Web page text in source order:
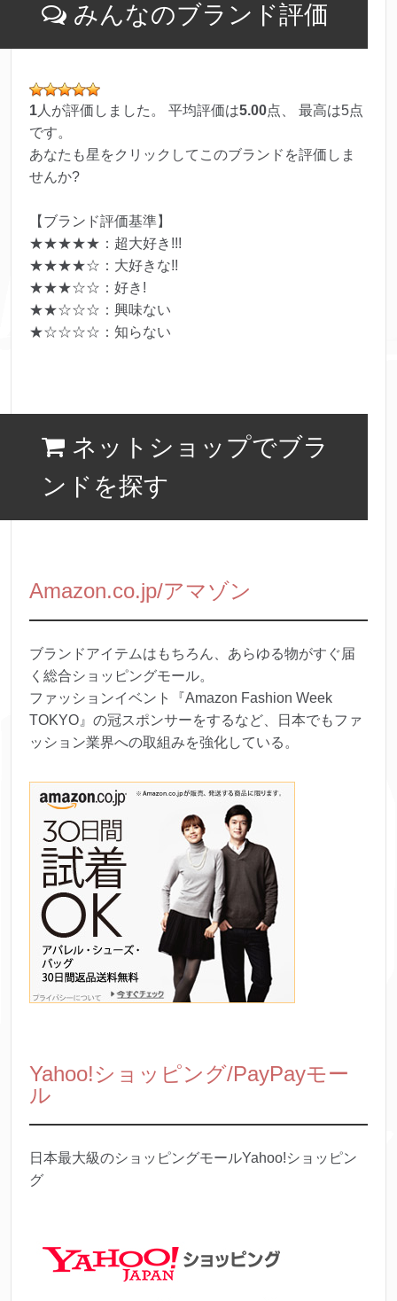
みんなのブランド評価
1 人が評価しました。 平均評価は5.00点、 最高は5点
です。
あなたも星をクリックしてこのブランドを評価しま
せんか?
【ブランド評価基準】
★★★★★：超大好き!!!
★★★★☆：大好きな!!
★★★☆☆：好き!
★★☆☆☆：興味ない
★☆☆☆☆：知らない
ネットショップでブラ
ンドを探す
Amazon.co.jp/アマゾン
ブランドアイテムはもちろん、あらゆる物がすぐ届
く総合ショッピングモール。
ファッションイベント『Amazon Fashion Week
TOKYO』の冠スポンサーをするなど、日本でもファ
ッション業界への取組みを強化している。
Yahoo!ショッピング/PayPayモー
ル
日本最大級のショッピングモールYahoo!ショッピン
グ